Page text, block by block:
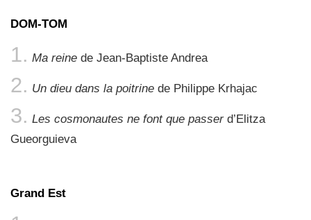
DOM-TOM
Ma reine de Jean-Baptiste Andrea
Un dieu dans la poitrine de Philippe Krhajac
Les cosmonautes ne font que passer d’Elitza
Gueorguieva
Grand Est